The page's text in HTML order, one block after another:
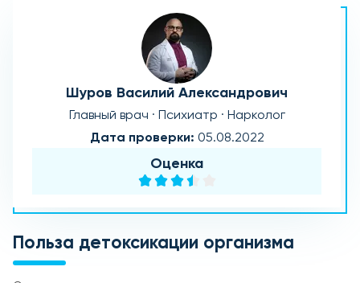
Шуров Василий Александрович
Главный врач · Психиатр · Нарколог
Дата проверки: 05.08.2022
Оценка
Польза детоксикации организма